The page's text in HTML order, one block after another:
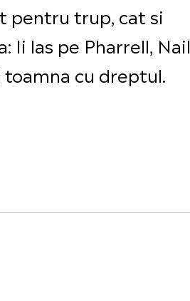
pentru trup, cat si
Ii las pe Pharrell, Nail
toamna cu dreptul.